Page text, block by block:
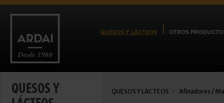
QUESOS Y LÁCTEOS OTROS
QUESOS Y QUESOS Y LÁCTEOS Afinadores /